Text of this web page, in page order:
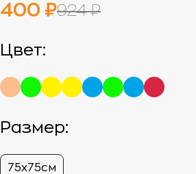
400 ₽924 ₽
Цвет:
Размер:
75х75см